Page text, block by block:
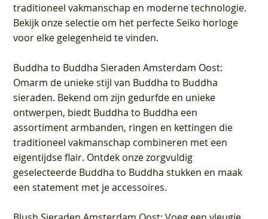
traditioneel vakmanschap en moderne technologie.
Bekijk onze selectie om het perfecte Seiko horloge
voor elke gelegenheid te vinden.
Buddha to Buddha Sieraden Amsterdam Oost:
Omarm de unieke stijl van Buddha to Buddha
sieraden. Bekend om zijn gedurfde en unieke
ontwerpen, biedt Buddha to Buddha een
assortiment armbanden, ringen en kettingen die
traditioneel vakmanschap combineren met een
eigentijdse flair. Ontdek onze zorgvuldig
geselecteerde Buddha to Buddha stukken en maak
een statement met je accessoires.